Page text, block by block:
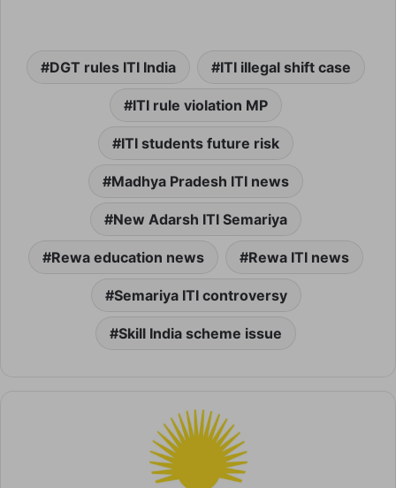
DGT rules ITI India ITI illegal shift case
ITI rule violation MP
ITI students future risk
Madhya Pradesh ITI news
New Adarsh ITI Semariya
Rewa education news Rewa ITI news
Semariya ITI controversy
Skill India scheme issue